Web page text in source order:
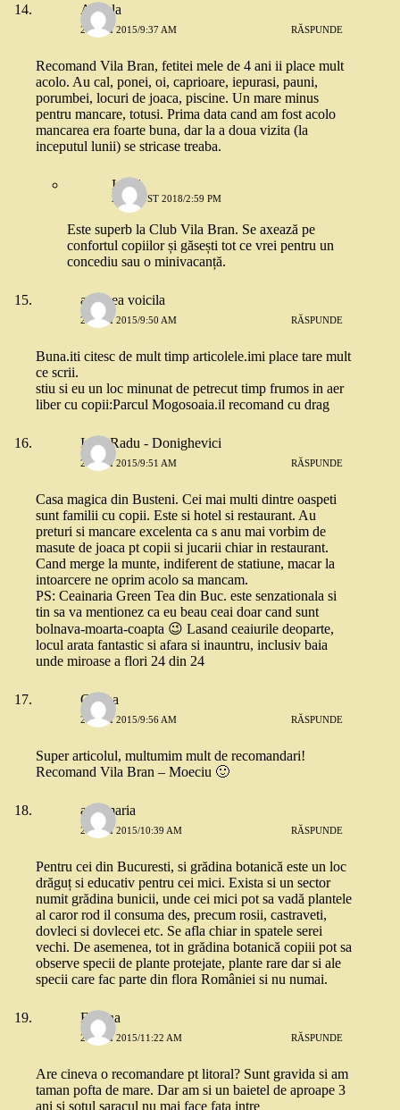
Angela
21 MAI 2015/9:37 AM RĂSPUNDE
Recomand Vila Bran, fetitei mele de 4 ani ii place mult
acolo. Au cal, ponei, oi, caprioare, iepurasi, pauni,
porumbei, locuri de joaca, piscine. Un mare minus
pentru mancare, totusi. Prima data cand am fost acolo
mancarea era foarte buna, dar la a doua vizita (la
inceputul lunii) se stricase treaba.
Irinel
2 AUGUST 2018/2:59 PM
Este superb la Club Vila Bran. Se axează pe
confortul copiilor și găsești tot ce vrei pentru un
concediu sau o minivacanță.
andreea voicila
21 MAI 2015/9:50 AM RĂSPUNDE
Buna.iti citesc de mult timp articolele.imi place tare mult
ce scrii.
stiu si eu un loc minunat de petrecut timp frumos in aer
liber cu copii:Parcul Mogosoaia.il recomand cu drag
Irina Radu - Donighevici
21 MAI 2015/9:51 AM RĂSPUNDE
Casa magica din Busteni. Cei mai multi dintre oaspeti
sunt familii cu copii. Este si hotel si restaurant. Au
preturi si mancare excelenta ca s anu mai vorbim de
masute de joaca pt copii si jucarii chiar in restaurant.
Cand merge la munte, indiferent de statiune, macar la
intoarcere ne oprim acolo sa mancam.
PS: Ceainaria Green Tea din Buc. este senzationala si
tin sa va mentionez ca eu beau ceai doar cand sunt
bolnava-moarta-coapta 😉 Lasand ceaiurile deoparte,
locul arata fantastic si afara si inauntru, inclusiv baia
unde miroase a flori 24 din 24
Corina
21 MAI 2015/9:56 AM RĂSPUNDE
Super articolul, multumim mult de recomandari!
Recomand Vila Bran – Moeciu 🙂
ana-maria
21 MAI 2015/10:39 AM RĂSPUNDE
Pentru cei din Bucuresti, si grădina botanică este un loc
drăguț si educativ pentru cei mici. Exista si un sector
numit grădina bunicii, unde cei mici pot sa vadă plantele
al caror rod il consuma des, precum rosii, castraveti,
dovleci si dovlecei etc. Se afla chiar in spatele serei
vechi. De asemenea, tot in grădina botanică copiii pot sa
observe specii de plante protejate, plante rare dar si ale
specii care fac parte din flora României si nu numai.
Florina
21 MAI 2015/11:22 AM RĂSPUNDE
Are cineva o recomandare pt litoral? Sunt gravida si am
taman pofta de mare. Dar am si un baietel de aproape 3
ani si sotul saracul nu mai face fata intre